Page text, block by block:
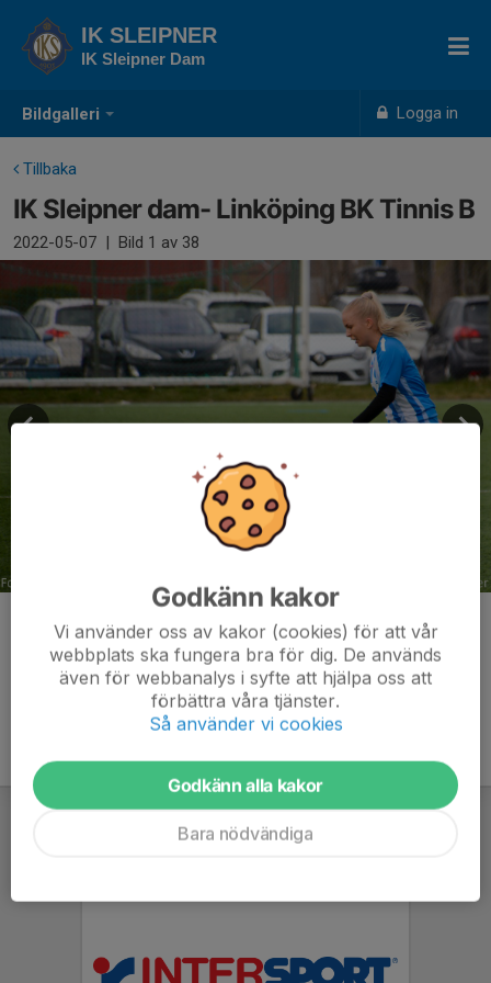
Bildgalleri Logga in
IK SLEIPNER
IK Sleipner Dam
Tillbaka
IK Sleipner dam- Linköping BK Tinnis B
2022-05-07 | Bild 1 av 38
Kommentarer
Godkänn kakor
Vi använder oss av kakor (cookies) för att vår
webbplats ska fungera bra för dig. De används
även för webbanalys i syfte att hjälpa oss att
förbättra våra tjänster.
Så använder vi cookies
Godkänn alla kakor
Bara nödvändiga